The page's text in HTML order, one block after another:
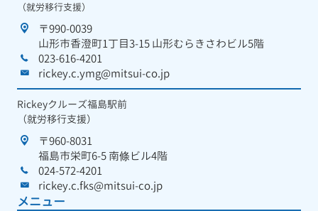
（就労移行支援）
〒990-0039
山形市香澄町1丁目3-15 山形むらきさわビル5階
023-616-4201
rickey.c.ymg@mitsui-co.jp
Rickeyクルーズ福島駅前
（就労移行支援）
〒960-8031
福島市栄町6-5 南條ビル4階
024-572-4201
rickey.c.fks@mitsui-co.jp
メニュー